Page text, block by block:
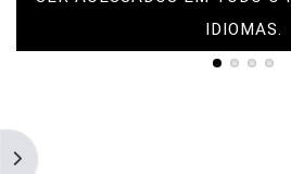
Abrir gaveta de blocos
IDIOMAS.
Blocos
Blocos
Blocos